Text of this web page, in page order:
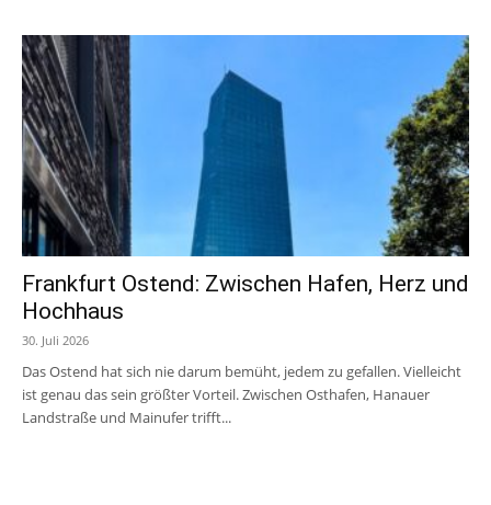
Frankfurt Ostend: Zwischen Hafen, Herz und
Hochhaus
30. Juli 2026
Das Ostend hat sich nie darum bemüht, jedem zu gefallen. Vielleicht
ist genau das sein größter Vorteil. Zwischen Osthafen, Hanauer
Landstraße und Mainufer trifft...